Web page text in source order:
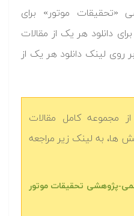
«تحقیقات موتور» برای
دانلود هر یک از مقالات
روی لینک دانلود هر یک از
مجموعه کامل مقالات
ها، به لینک زیر مراجعه
پژوهشی تحقیقات موتور